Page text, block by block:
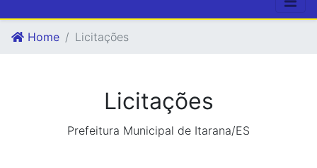
Home Licitações
Licitações
Prefeitura Municipal de Itarana/ES